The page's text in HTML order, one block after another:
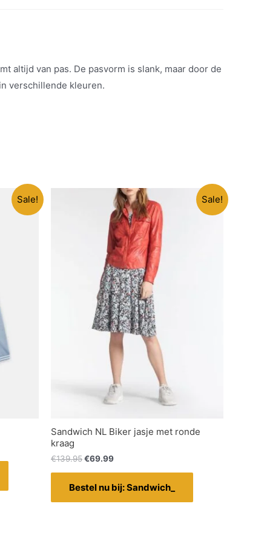
altijd van pas. De pasvorm is slank, maar door de
verschillende kleuren.
Sale! Sale!
Sandwich NL Biker jasje met ronde
kraag
€139.95€69.99
Bestel nu bij: Sandwich_